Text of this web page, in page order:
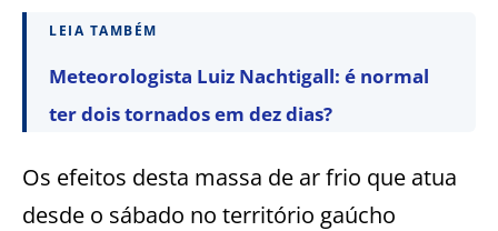
LEIA TAMBÉM
Meteorologista Luiz Nachtigall: é normal
ter dois tornados em dez dias?
Os efeitos desta massa de ar frio que atua
desde o sábado no território gaúcho